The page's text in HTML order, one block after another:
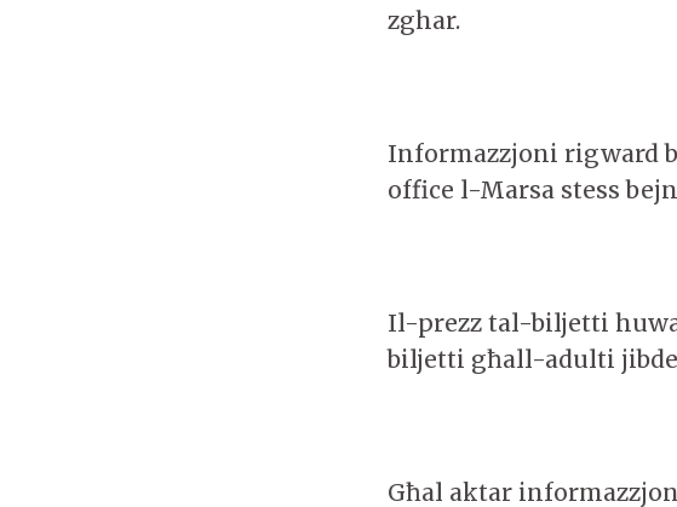
zghar.
Informazzjoni rigward
office l-Marsa stess
Il-prezz tal-biljetti
biljetti għall-adulti
Għal aktar